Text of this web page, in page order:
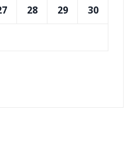
28 29 30